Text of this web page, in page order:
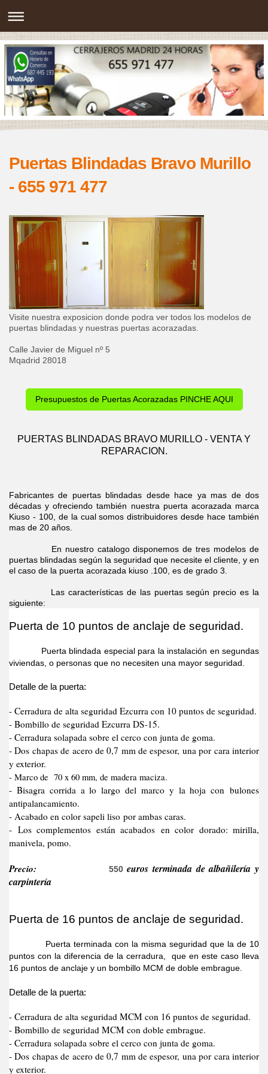
Puertas Blindadas Bravo Murillo
- 655 971 477
Visite nuestra exposicion donde podra ver todos los modelos de
puertas blindadas y nuestras puertas acorazadas.
Calle Javier de Miguel nº 5
Mqadrid 28018
Presupuestos de Puertas Acorazadas PINCHE AQUI
PUERTAS BLINDADAS BRAVO MURILLO - VENTA Y
REPARACION.
Fabricantes de puertas blindadas desde hace ya mas de dos
décadas y ofreciendo también nuestra puerta acorazada marca
Kiuso - 100, de la cual somos distribuidores desde hace también
mas de 20 años.
En nuestro catalogo disponemos de tres modelos de
puertas blindadas según la seguridad que necesite el cliente, y en
el caso de la puerta acorazada kiuso .100, es de grado 3.
Las características de las puertas según precio es la
siguiente:
Puerta de 10 puntos de anclaje de seguridad.
Puerta blindada especial para la instalación en segundas
viviendas, o personas que no necesiten una mayor seguridad.
Detalle de la puerta:
- Cerradura de alta seguridad Ezcurra con 10 puntos de seguridad.
- Bombillo de seguridad Ezcurra DS-15.
- Cerradura solapada sobre el cerco con junta de goma.
- Dos chapas de acero de 0,7 mm de espesor, una por cara interior
y exterior.
- Marco de 70 x 60 mm, de madera maciza.
- Bisagra corrida a lo largo del marco y la hoja con bulones
antipalancamiento.
- Acabado en color sapeli liso por ambas caras.
- Los complementos están acabados en color dorado: mirilla,
manivela, pomo.
Precio: 550euros terminada de albañilería y
carpintería
Puerta de 16 puntos de anclaje de seguridad.
Puerta terminada con la misma seguridad que la de 10
puntos con la diferencia de la cerradura, que en este caso lleva
16 puntos de anclaje y un bombillo MCM de doble embrague.
Detalle de la puerta:
- Cerradura de alta seguridad MCM con 16 puntos de seguridad.
- Bombillo de seguridad MCM con doble embrague.
- Cerradura solapada sobre el cerco con junta de goma.
- Dos chapas de acero de 0,7 mm de espesor, una por cara interior
y exterior.